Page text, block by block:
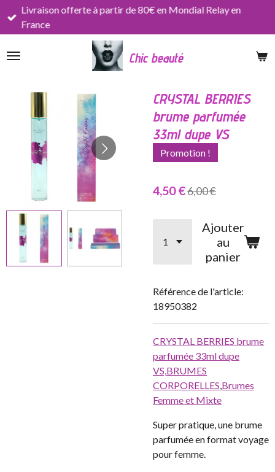
Passer
principal
Chic beauté
Livraison offerte à partir de 80€ en Mondial Relay en
France
CRYSTAL BERRIES
brume parfumée
33ml dupe VS
Promotion !
4,50 €6,00 €
Ajouter
au
panier
Référence de l'article:
18950382
CRYSTAL BERRIES brume
parfumée 33ml dupe
VS,BRUMES
CORPORELLES,Brumes
Femme et Mixte
Super pratique, une brume
parfumée en format voyage
pour femme.